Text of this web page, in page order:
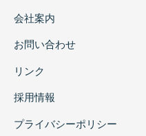
会社案内
お問い合わせ
リンク
採用情報
プライバシーポリシー